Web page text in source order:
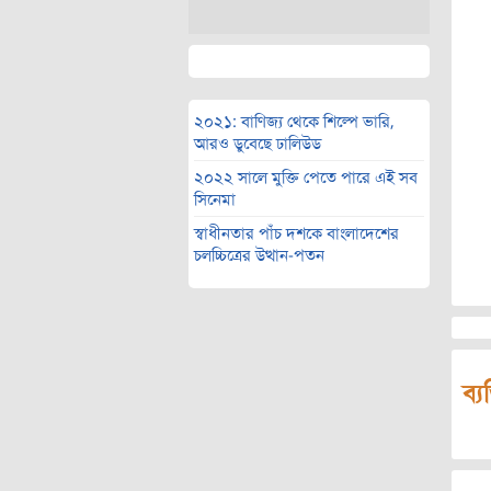
২০২১: বাণিজ্য থেকে শিল্পে ভারি,
আরও ডুবেছে ঢালিউড
২০২২ সালে মুক্তি পেতে পারে এই সব
সিনেমা
স্বাধীনতার পাঁচ দশকে বাংলাদেশের
চলচ্চিত্রের উত্থান-পতন